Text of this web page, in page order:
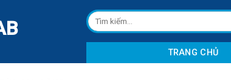
Tìm
kiếm:
TRANG CHỦ